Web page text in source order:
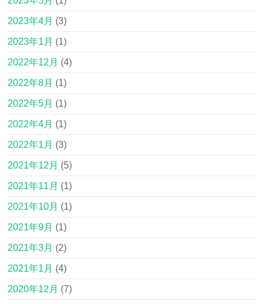
2023年4月 (3)
2023年1月 (1)
2022年12月 (4)
2022年8月 (1)
2022年5月 (1)
2022年4月 (1)
2022年1月 (3)
2021年12月 (5)
2021年11月 (1)
2021年10月 (1)
2021年9月 (1)
2021年3月 (2)
2021年1月 (4)
2020年12月 (7)